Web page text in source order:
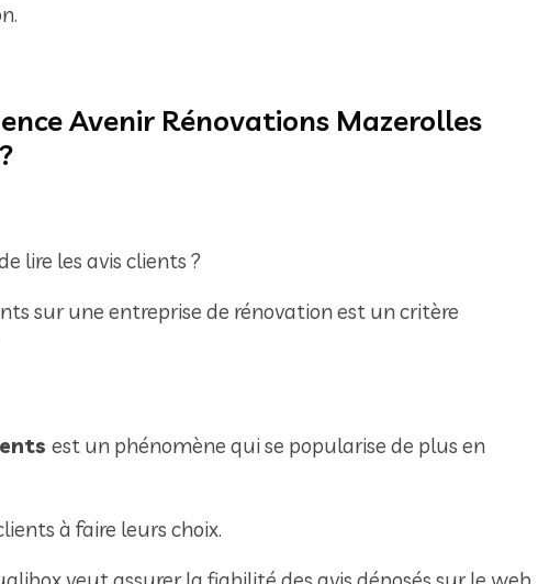
Avenir Rénovations Mazerolles
lire les avis clients ?
sur une entreprise de rénovation est un critère
est un phénomène qui se popularise de plus en
à faire leurs choix.